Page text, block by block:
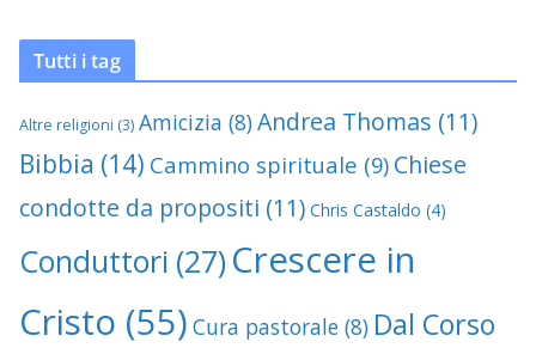
Tutti i tag
Altre religioni (3) Amicizia (8)Andrea Thomas (11)
Bibbia (14) Cammino spirituale (9) Chiese
condotte da propositi (11) Chris Castaldo (4)
Conduttori (27) Crescere in
Cristo (55) Cura pastorale (8) Dal Corso